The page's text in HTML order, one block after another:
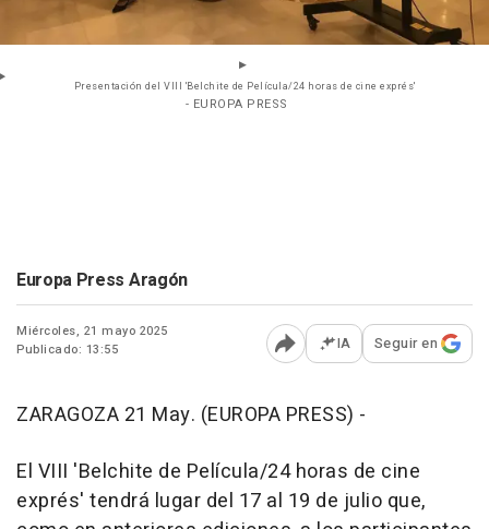
Presentación del VIII 'Belchite de Película/24 horas de cine exprés'
- EUROPA PRESS
Europa Press Aragón
Miércoles, 21 mayo 2025
Publicado: 13:55
Abrir opciones para
IA Seguir en
ZARAGOZA 21 May. (EUROPA PRESS) -
El VIII 'Belchite de Película/24 horas de cine
exprés' tendrá lugar del 17 al 19 de julio que,